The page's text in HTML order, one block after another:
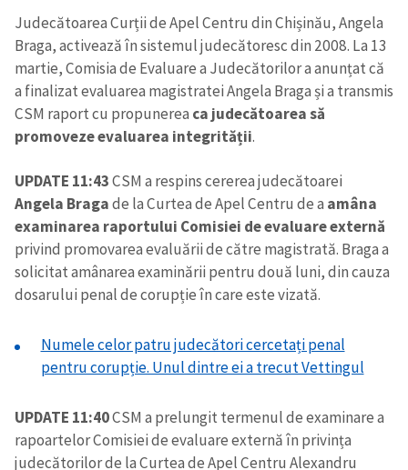
Judecătoarea Curții de Apel Centru din Chișinău, Angela
Braga, activează în sistemul judecătoresc din 2008. La 13
martie, Comisia de Evaluare a Judecătorilor a anunțat că
a finalizat evaluarea magistratei Angela Braga și a transmis
CSM raport cu propunerea ca judecătoarea să
promoveze evaluarea integrității.
UPDATE 11:43CSM a respins cererea judecătoarei
Angela Bragade la Curtea de Apel Centru de a amâna
examinarea raportului Comisiei de evaluare externă
privind promovarea evaluării de către magistrată. Braga a
solicitat amânarea examinării pentru două luni, din cauza
dosarului penal de corupție în care este vizată.
Numele celor patru judecători cercetați penal
pentru corupție. Unul dintre ei a trecut Vettingul
UPDATE 11:40CSM a prelungit termenul de examinare a
rapoartelor Comisiei de evaluare externă în privința
judecătorilor de la Curtea de Apel Centru Alexandru